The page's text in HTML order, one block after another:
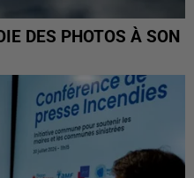
DES PHOTOS À SON